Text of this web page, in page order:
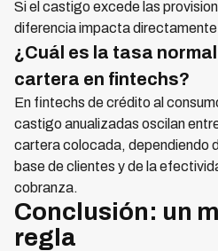
Si el castigo excede las
diferencia impacta
¿Cuál es la tasa
cartera en fintechs?
En fintechs de crédito al
castigo anualizadas oscilan
cartera colocada, dependiendo
base de clientes y de la
cobranza.
Conclusión: un
regla